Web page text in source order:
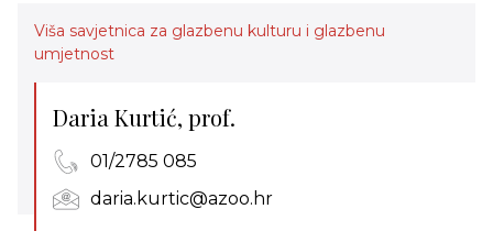
Viša savjetnica za glazbenu kulturu i glazbenu
umjetnost
Daria Kurtić, prof.
01/2785 085
daria.kurtic@azoo.hr